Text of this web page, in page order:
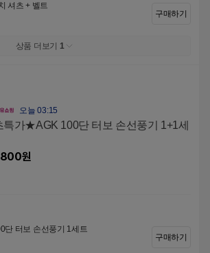
셔츠 + 벨트
구매하기
상품 더보기 1
오늘 03:15
가★AGK 100단 터보 손선풍기 1+1세
원
터보 손선풍기 1세트
구매하기